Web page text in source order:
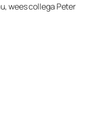
wees collega Peter